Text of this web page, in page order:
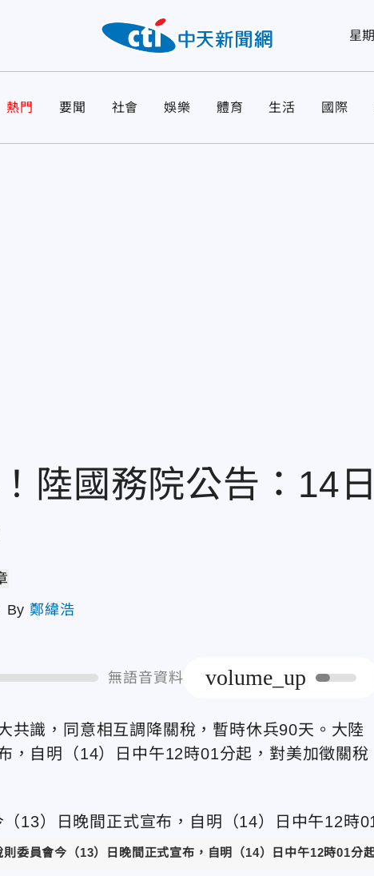
星
熱門 要聞 社會 娛樂 體育 生活 國際
陸國務院公告：14日
By鄭緯浩
無語音資料 volume_up
共識，同意相互調降關稅，暫時休兵90天。大陸
，自明（14）日中午12時01分起，對美加徵關稅
則委員會今（13）日晚間正式宣布，自明（14）日中午12時01分